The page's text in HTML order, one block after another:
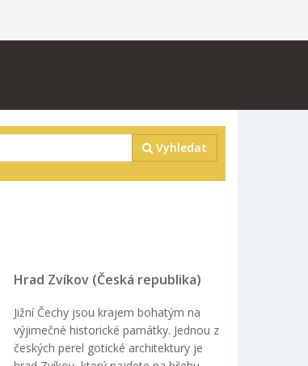
Vyhledat
Hrad Zvíkov (Česká republika)
Jižní Čechy jsou krajem bohatým na
výjimečné historické památky. Jednou z
českých perel gotické architektury je